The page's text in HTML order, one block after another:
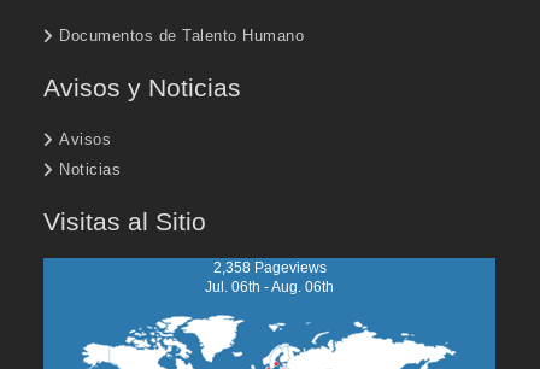
Documentos de Talento Humano
Avisos y Noticias
Avisos
Noticias
Visitas al Sitio
2,358 Pageviews
Jul. 06th - Aug. 06th